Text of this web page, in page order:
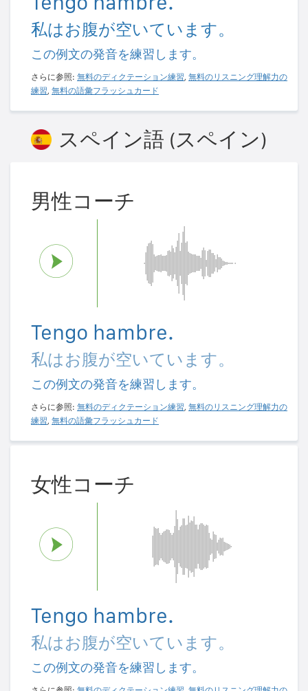
私はお腹が空いています。
この例文の発音を練習します。
さらに参照: 無料のディクテーション練習, 無料のリスニング理解力の
練習, 無料の語彙フラッシュカード
スペイン語 (スペイン)
男性コーチ
Tengo hambre.
私はお腹が空いています。
この例文の発音を練習します。
さらに参照: 無料のディクテーション練習, 無料のリスニング理解力の
練習, 無料の語彙フラッシュカード
女性コーチ
Tengo hambre.
私はお腹が空いています。
この例文の発音を練習します。